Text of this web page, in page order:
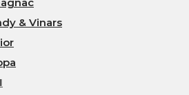
& Vinars